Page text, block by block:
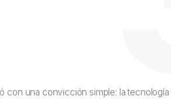
con una convicción simple: la